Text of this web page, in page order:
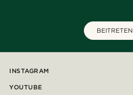
BEITRETEN
INSTAGRAM
YOUTUBE